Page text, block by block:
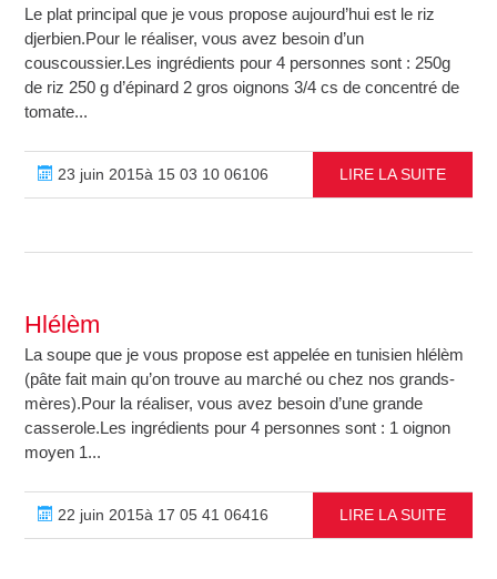
Le plat principal que je vous propose aujourd’hui est le riz
djerbien.Pour le réaliser, vous avez besoin d’un
couscoussier.Les ingrédients pour 4 personnes sont : 250g
de riz 250 g d’épinard 2 gros oignons 3/4 cs de concentré de
tomate...
23 juin 2015à 15 03 10 06106 LIRE LA SUITE
Hlélèm
La soupe que je vous propose est appelée en tunisien hlélèm
(pâte fait main qu’on trouve au marché ou chez nos grands-
mères).Pour la réaliser, vous avez besoin d’une grande
casserole.Les ingrédients pour 4 personnes sont : 1 oignon
moyen 1...
22 juin 2015à 17 05 41 06416 LIRE LA SUITE